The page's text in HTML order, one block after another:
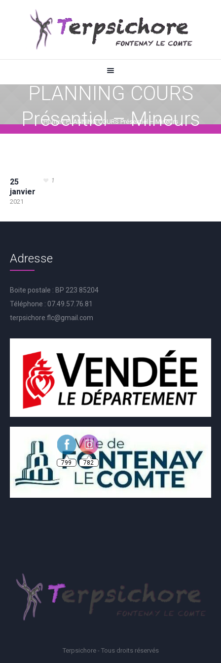
PLANNING COURS
Présentiel – Mineurs
Home /PLANNING COURS Présentiel – Mineurs
25
janvier
2021
1
Adresse
Boite postale : BP 223 85204
Téléphone : 07.49.57.76.81
terpsichore.flc@gmail.com
Terpsichore - Tous droits réservés
799 782